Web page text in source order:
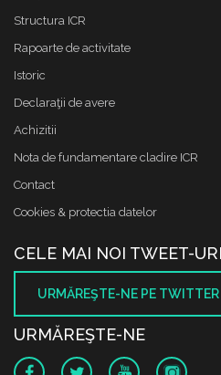
Structura ICR
Rapoarte de activitate
Istoric
Declaraţii de avere
Achizitii
Nota de fundamentare cladire ICR
Contact
Cookies & protectia datelor
CELE MAI NOI TWEET-URI
URMĂREŞTE-NE PE TWITTER
URMĂREŞTE-NE